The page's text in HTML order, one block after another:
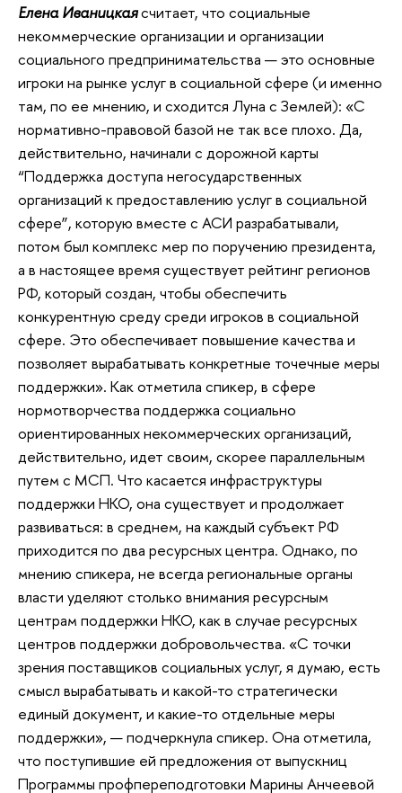
Елена Иваницкаясчитает, что социальные
некоммерческие организации и организации
социального предпринимательства — это основные
игроки на рынке услуг в социальной сфере (и именно
там, по ее мнению, и сходится Луна с Землей): «С
нормативно-правовой базой не так все плохо. Да,
действительно, начинали с дорожной карты
“Поддержка доступа негосударственных
организаций к предоставлению услуг в социальной
сфере”, которую вместе с АСИ разрабатывали,
потом был комплекс мер по поручению президента,
а в настоящее время существует рейтинг регионов
РФ, который создан, чтобы обеспечить
конкурентную среду среди игроков в социальной
сфере. Это обеспечивает повышение качества и
позволяет вырабатывать конкретные точечные меры
поддержки». Как отметила спикер, в сфере
нормотворчества поддержка социально
ориентированных некоммерческих организаций,
действительно, идет своим, скорее параллельным
путем с МСП. Что касается инфраструктуры
поддержки НКО, она существует и продолжает
развиваться: в среднем, на каждый субъект РФ
приходится по два ресурсных центра. Однако, по
мнению спикера, не всегда региональные органы
власти уделяют столько внимания ресурсным
центрам поддержки НКО, как в случае ресурсных
центров поддержки добровольчества. «С точки
зрения поставщиков социальных услуг, я думаю, есть
смысл вырабатывать и какой-то стратегически
единый документ, и какие-то отдельные меры
поддержки», — подчеркнула спикер. Она отметила,
что поступившие ей предложения от выпускниц
Программы профпереподготовки Марины Анчеевой